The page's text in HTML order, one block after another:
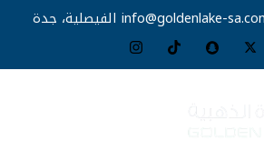
info@goldenlake- الفيصلية، جدة